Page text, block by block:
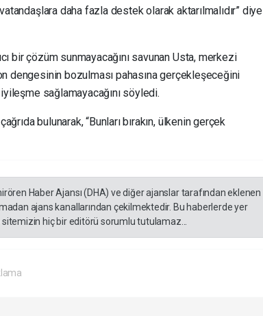
daha fazla destek olarak aktarılmalıdır” diye
bir çözüm sunmayacağını savunan Usta, merkezi
dengesinin bozulması pahasına gerçekleşeceğini
sağlamayacağını söyledi.
bulunarak, “Bunları bırakın, ülkenin gerçek
Haber Ajansı (DHA) ve diğer ajanslar tarafından eklenen
ajans kanallarından çekilmektedir. Bu haberlerde yer
hiç bir editörü sorumlu tutulamaz...